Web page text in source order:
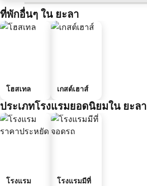
ที่พักอื่นๆ ใน ยะลา
โฮสเทล เกสต์เฮาส์
ประเภทโรงแรมยอดนิยมใน ยะลา
โรงแรม
โรงแรมมีที่